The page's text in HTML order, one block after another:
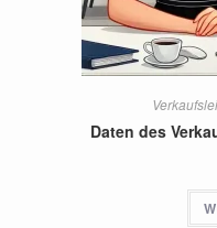
Daten des